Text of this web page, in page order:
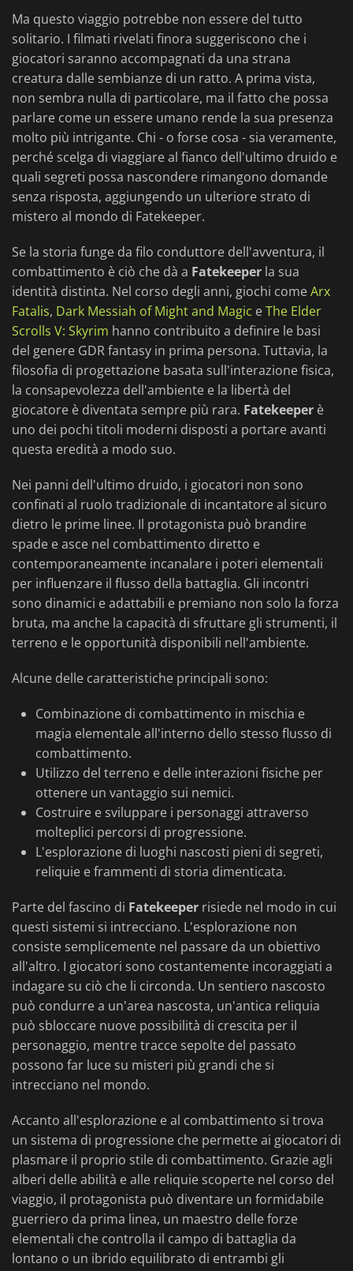
Ma questo viaggio potrebbe non essere del tutto
solitario. I filmati rivelati finora suggeriscono che i
giocatori saranno accompagnati da una strana
creatura dalle sembianze di un ratto. A prima vista,
non sembra nulla di particolare, ma il fatto che possa
parlare come un essere umano rende la sua presenza
molto più intrigante. Chi - o forse cosa - sia veramente,
perché scelga di viaggiare al fianco dell'ultimo druido e
quali segreti possa nascondere rimangono domande
senza risposta, aggiungendo un ulteriore strato di
mistero al mondo di Fatekeeper.
Se la storia funge da filo conduttore dell'avventura, il
combattimento è ciò che dà a Fatekeeper la sua
identità distinta. Nel corso degli anni, giochi comeArx
Fatalis, Dark Messiah of Might and Magic eThe Elder
Scrolls V: Skyrim hanno contribuito a definire le basi
del genere GDR fantasy in prima persona. Tuttavia, la
filosofia di progettazione basata sull'interazione fisica,
la consapevolezza dell'ambiente e la libertà del
giocatore è diventata sempre più rara. Fatekeeper è
uno dei pochi titoli moderni disposti a portare avanti
questa eredità a modo suo.
Nei panni dell'ultimo druido, i giocatori non sono
confinati al ruolo tradizionale di incantatore al sicuro
dietro le prime linee. Il protagonista può brandire
spade e asce nel combattimento diretto e
contemporaneamente incanalare i poteri elementali
per influenzare il flusso della battaglia. Gli incontri
sono dinamici e adattabili e premiano non solo la forza
bruta, ma anche la capacità di sfruttare gli strumenti, il
terreno e le opportunità disponibili nell'ambiente.
Alcune delle caratteristiche principali sono:
Combinazione di combattimento in mischia e
magia elementale all'interno dello stesso flusso di
combattimento.
Utilizzo del terreno e delle interazioni fisiche per
ottenere un vantaggio sui nemici.
Costruire e sviluppare i personaggi attraverso
molteplici percorsi di progressione.
L'esplorazione di luoghi nascosti pieni di segreti,
reliquie e frammenti di storia dimenticata.
Parte del fascino di Fatekeeper risiede nel modo in cui
questi sistemi si intrecciano. L'esplorazione non
consiste semplicemente nel passare da un obiettivo
all'altro. I giocatori sono costantemente incoraggiati a
indagare su ciò che li circonda. Un sentiero nascosto
può condurre a un'area nascosta, un'antica reliquia
può sbloccare nuove possibilità di crescita per il
personaggio, mentre tracce sepolte del passato
possono far luce su misteri più grandi che si
intrecciano nel mondo.
Accanto all'esplorazione e al combattimento si trova
un sistema di progressione che permette ai giocatori di
plasmare il proprio stile di combattimento. Grazie agli
alberi delle abilità e alle reliquie scoperte nel corso del
viaggio, il protagonista può diventare un formidabile
guerriero da prima linea, un maestro delle forze
elementali che controlla il campo di battaglia da
lontano o un ibrido equilibrato di entrambi gli